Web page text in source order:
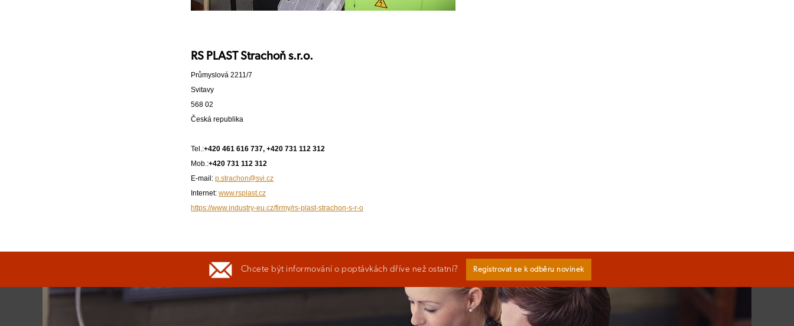
RS PLAST Strachoň s.r.o.
Průmyslová 2211/7
Svitavy
568 02
Česká republika
Tel.:+420 461 616 737, +420 731 112 312
Mob.:+420 731 112 312
E-mail: p.strachon@svi.cz
Internet: www.rsplast.cz
https://www.industry-eu.cz/firmy/rs-plast-strachon-s-r-o
Chcete být informování o poptávkách dříve než ostatní? Registrovat se k odběru novinek